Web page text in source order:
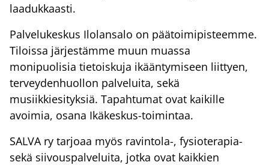
laadukkaasti.
Palvelukeskus Ilolansalo on päätoimipisteemme.
Tiloissa järjestämme muun muassa
monipuolisia tietoiskuja ikääntymiseen liittyen,
terveydenhuollon palveluita, sekä
musiikkiesityksiä. Tapahtumat ovat kaikille
avoimia, osana Ikäkeskus-toimintaa.
SALVA ry tarjoaa myös ravintola-, fysioterapia-
sekä siivouspalveluita, jotka ovat kaikkien